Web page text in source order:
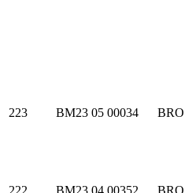
223 BM23 05 00034 BRO
222 BM23 04 00352 BRO